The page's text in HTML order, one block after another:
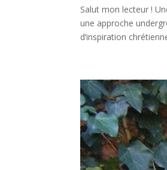
Salut mon lecteur !
une approche
d’inspiration